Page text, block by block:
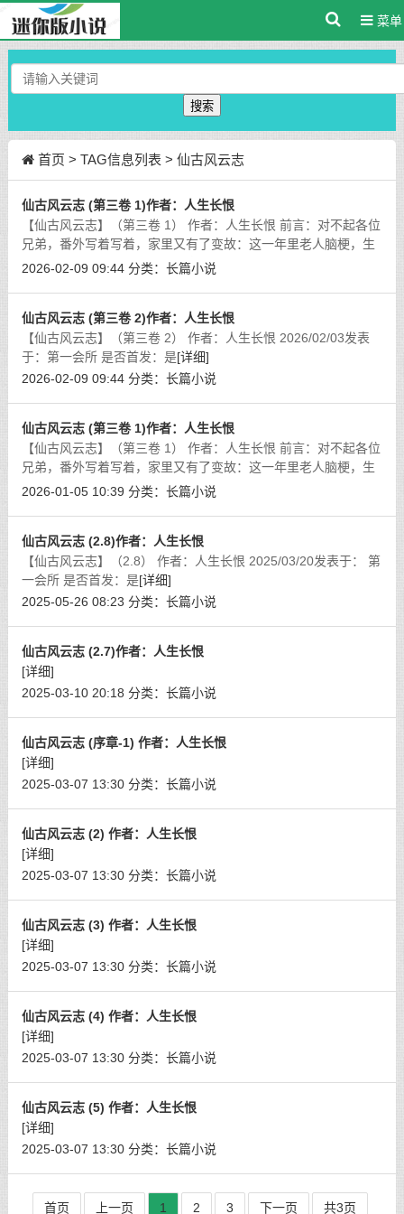
菜单
搜索
首页 > TAG信息列表 > 仙古风云志
仙古风云志 (第三卷 1)作者：人生长恨
【仙古风云志】（第三卷 1） 作者：人生长恨 前言：对不起各位
兄弟，番外写着写着，家里又有了变故：这一年里老人脑梗，生
活不能自理，工作坎坎坷坷，家里又添了新丁，马上要当爹。现
2026-02-09 09:44 分类： 长篇小说
仙古风云志 (第三卷 2)作者：人生长恨
【仙古风云志】（第三卷 2） 作者：人生长恨 2026/02/03发表
于：第一会所 是否首发：是[详细]
2026-02-09 09:44 分类： 长篇小说
仙古风云志 (第三卷 1)作者：人生长恨
【仙古风云志】（第三卷 1） 作者：人生长恨 前言：对不起各位
兄弟，番外写着写着，家里又有了变故：这一年里老人脑梗，生
活不能自理，工作坎坎坷坷，家里又添了新丁，马上要当爹。现
2026-01-05 10:39 分类： 长篇小说
仙古风云志 (2.8)作者：人生长恨
【仙古风云志】（2.8） 作者：人生长恨 2025/03/20发表于： 第
一会所 是否首发：是[详细]
2025-05-26 08:23 分类： 长篇小说
仙古风云志 (2.7)作者：人生长恨
[详细]
2025-03-10 20:18 分类： 长篇小说
仙古风云志 (序章-1) 作者：人生长恨
[详细]
2025-03-07 13:30 分类： 长篇小说
仙古风云志 (2) 作者：人生长恨
[详细]
2025-03-07 13:30 分类： 长篇小说
仙古风云志 (3) 作者：人生长恨
[详细]
2025-03-07 13:30 分类： 长篇小说
仙古风云志 (4) 作者：人生长恨
[详细]
2025-03-07 13:30 分类： 长篇小说
仙古风云志 (5) 作者：人生长恨
[详细]
2025-03-07 13:30 分类： 长篇小说
首页 上一页 1 2 3 下一页 共3页